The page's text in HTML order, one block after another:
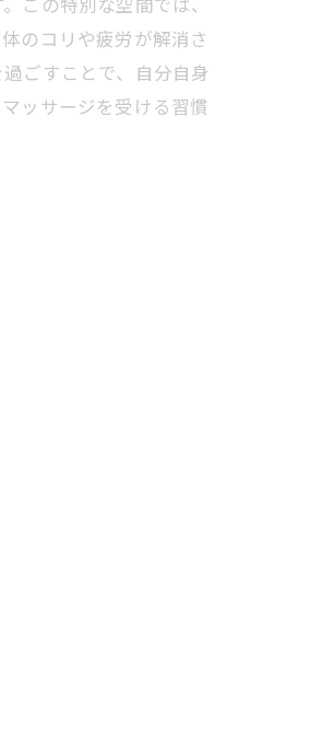
のコリや疲労が解消さ
ごすことで、自分自身
ッサージを受ける習慣